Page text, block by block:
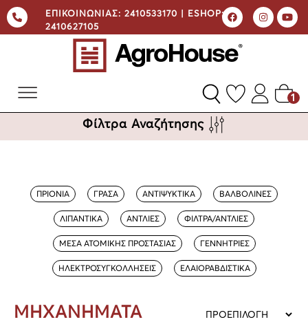
ΕΠΙΚΟΙΝΩΝΙΑΣ: 2410533170 | ESHOP:
2410627105
1
Φίλτρα Αναζήτησης
ΠΡΙΟΝΙΑ ΓΡΑΣΑ ΑΝΤΙΨΥΚΤΙΚΑ ΒΑΛΒΟΛΙΝΕΣ
ΛΙΠΑΝΤΙΚΑ ΑΝΤΛΙΕΣ ΦΙΛΤΡΑ/ΑΝΤΛΙΕΣ
ΜΕΣΑ ΑΤΟΜΙΚΗΣ ΠΡΟΣΤΑΣΙΑΣ ΓΕΝΝΗΤΡΙΕΣ
ΗΛΕΚΤΡΟΣΥΓΚΟΛΛΗΣΕΙΣ ΕΛΑΙΟΡΑΒΔΙΣΤΙΚΑ
ΜΗΧΑΝΗΜΑΤΑ